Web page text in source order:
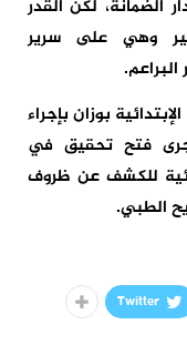
لكن القدر
وهي على سرير
بوزان بإجراء
جرى فتح تحقيق في
للكشف عن ظروف
الطبي.
Twitter